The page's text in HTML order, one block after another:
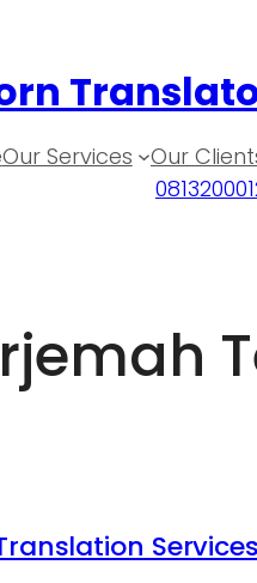
Our Services Our
Services